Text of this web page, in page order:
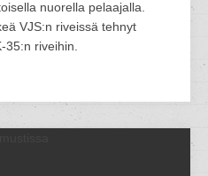
nuorella pelaajalla.
VJS:n riveissä tehnyt
riveihin.